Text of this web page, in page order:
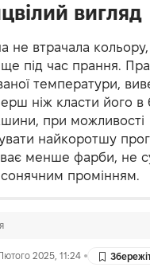
вигляд
не втрачала
під час прання.
температури,
ніж класти його в
при можливості
найкоротшу
менше фарби, не
промінням.
2025, 11:24